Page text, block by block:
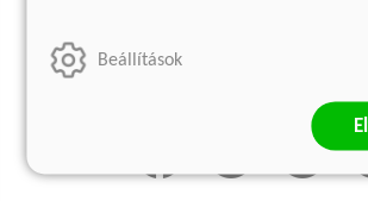
Szállítási információk
Beállítások